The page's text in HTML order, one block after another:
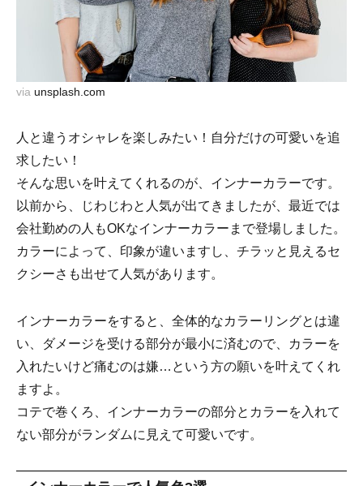
via unsplash.com
人と違うオシャレを楽しみたい！自分だけの可愛いを追
求したい！
そんな思いを叶えてくれるのが、インナーカラーです。
以前から、じわじわと人気が出てきましたが、最近では
会社勤めの人もOKなインナーカラーまで登場しました。
カラーによって、印象が違いますし、チラッと見えるセ
クシーさも出せて人気があります。
インナーカラーをすると、全体的なカラーリングとは違
い、ダメージを受ける部分が最小に済むので、カラーを
入れたいけど痛むのは嫌…という方の願いを叶えてくれ
ますよ。
コテで巻くろ、インナーカラーの部分とカラーを入れて
ない部分がランダムに見えて可愛いです。